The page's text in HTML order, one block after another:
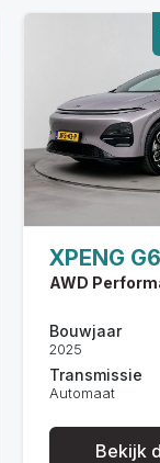
XPENG G6
AWD
Bouwjaar
2025
Transmissie
Automaat
Bekijk